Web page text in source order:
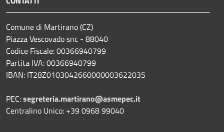
Comune di Martirano (CZ)
Piazza Vescovado snc - 88040
Codice Fiscale: 00366940799
Partita IVA: 00366940799
IBAN: IT28Z0103042660000003622035
PEC:segreteria.martirano@asmepec.it
Centralino Unico: +39 0968 99040